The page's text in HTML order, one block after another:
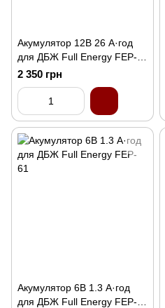
Акумулятор 12В 26 А·год
для ДБЖ Full Energy FEP-
1226
2 350 грн
Акумулятор 6В 1.3 А·год
для ДБЖ Full Energy FEP-